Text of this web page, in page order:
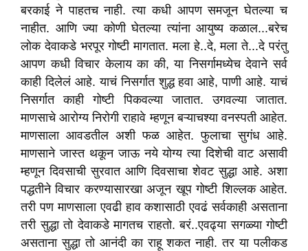
बरकाई ने पाहतच नाही. त्या कधी आपण समजून घेतल्या च
नाहीत. आणि ज्या कोणी घेतल्या त्यांना आयुष्य कळाल...बरेच
लोक देवाकडे भरपूर गोष्टी मागतात. मला हे..दे, मला ते...दे परंतु
आपण कधी विचार केलाय का की, या निसर्गामध्येच देवाने सर्व
काही दिलेलं आहे. याचं निसर्गात शुद्ध हवा आहे, पाणी आहे. याचं
निसर्गात काही गोष्टी पिकवल्या जातात. उगवल्या जातात.
माणसाचे आरोग्य निरोगी राहावे म्हणून बऱ्याचश्या वनस्पती आहेत.
माणसाला आवडतील अशी फळ आहेत. फुलाचा सुगंध आहे.
माणसाने जास्त थकून जाऊ नये योग्य त्या दिशेची वाट असावी
म्हणून दिवसाची सुरवात आणि दिवसाचा शेवट सुद्धा आहे. अशा
पद्धतीने विचार करण्यासारखा अजून खूप गोष्टी शिल्लक आहेत.
तरी पण माणसाला एवढी हाव कशासाठी एवढं सर्वकाही असताना
तरी सुद्धा तो देवाकडे मागतच राहतो. बरं..एवढ्या सगळ्या गोष्टी
असताना सुद्धा तो आनंदी का राहू शकत नाही. तर या पलीकड